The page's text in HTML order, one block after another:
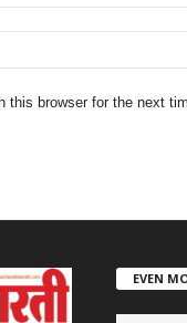
this browser for the next
EVEN